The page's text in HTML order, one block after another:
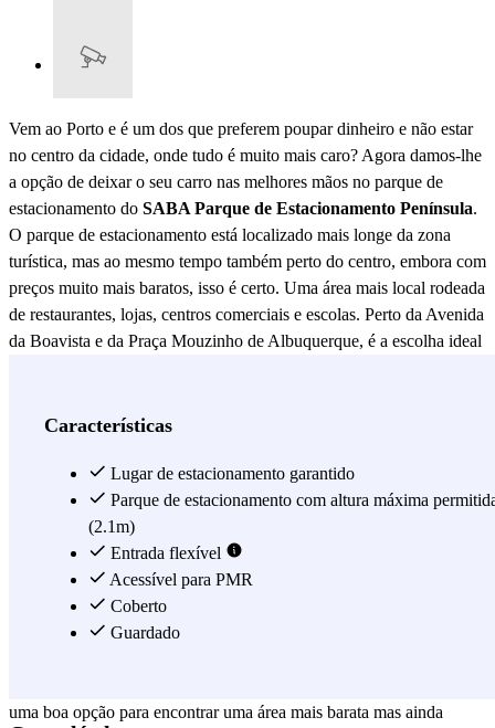
Vem ao Porto e é um dos que preferem poupar dinheiro e não estar
no centro da cidade, onde tudo é muito mais caro? Agora damos-lhe
a opção de deixar o seu carro nas melhores mãos no parque de
estacionamento do SABA Parque de Estacionamento Península.
O parque de estacionamento está localizado mais longe da zona
turística, mas ao mesmo tempo também perto do centro, embora com
preços muito mais baratos, isso é certo. Uma área mais local rodeada
de restaurantes, lojas, centros comerciais e escolas. Perto da Avenida
da Boavista e da Praça Mouzinho de Albuquerque, é a escolha ideal
referência da cidade, como a Casa da Música a 5 minutos de
dar um passeio relaxante ou o Mercado Bom Sucesso ou o Centro
Comercial Cidade do Porto, se sentir vontade ou necessidade de
fazer algumas compras. Uma caminhada de 9 minutos pela Via
Panorâmica vai levá-lo à maioria das universidades. Desde a
Faculdade de Letras da Universidade do Porto e a sua Biblioteca até
à Faculdade de Ciências mesmo ao lado é também o Planeatario de
Porto e a Faculdade de Arquitectura ou o Centro de Astrofísica.
uma boa opção para encontrar uma área mais barata mas ainda
Características
Lugar de estacionamento garantido
Parque de estacionamento com altura máxima
(2.1m)
Entrada flexível
Acessível para PMR
Coberto
Guardado